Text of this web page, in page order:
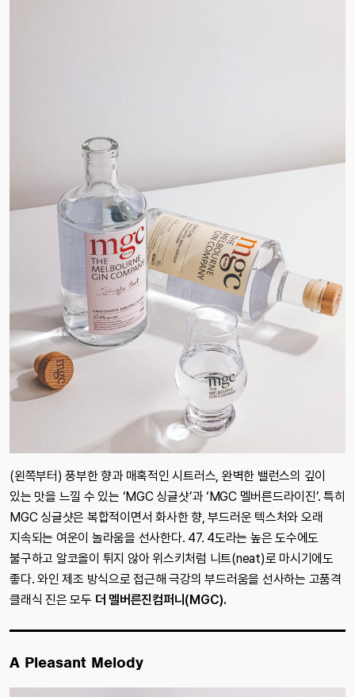
(왼쪽부터) 풍부한 향과 매혹적인 시트러스, 완벽한 밸런스의 깊이
있는 맛을 느낄 수 있는 ‘MGC 싱글샷’과 ‘MGC 멜버른드라이진’. 특히
MGC 싱글샷은 복합적이면서 화사한 향, 부드러운 텍스처와 오래
지속되는 여운이 놀라움을 선사한다. 47. 4도라는 높은 도수에도
불구하고 알코올이 튀지 않아 위스키처럼 니트(neat)로 마시기에도
좋다. 와인 제조 방식으로 접근해 극강의 부드러움을 선사하는 고품격
클래식 진은 모두 더 멜버른진컴퍼니(MGC).
A Pleasant Melody